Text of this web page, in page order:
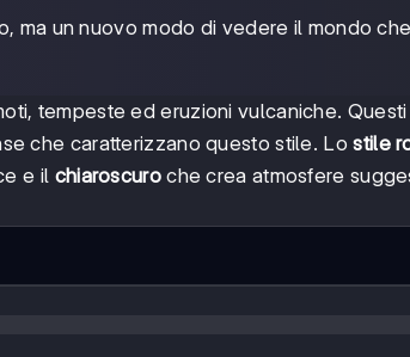
ma un nuovo modo di vedere il mondo che
tempeste ed eruzioni vulcaniche.
che caratterizzano questo stile. Lostile
e il chiaroscuroche crea atmosfere